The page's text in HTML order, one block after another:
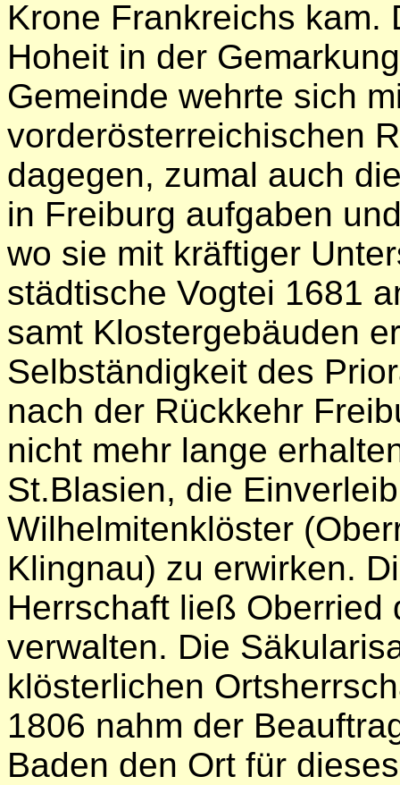
Krone Frankreichs kam.
Hoheit in der
Gemeinde wehrte sich
vorderösterreichischen
dagegen, zumal auch
in Freiburg aufgaben
wo sie mit kräftiger
städtische Vogtei 1681
samt Klostergebäuden
Selbständigkeit des
nach der Rückkehr
nicht mehr lange
St.Blasien, die
Wilhelmitenklöster
Klingnau) zu erwirken.
Herrschaft ließ Oberried
verwalten. Die
klösterlichen
1806 nahm der
Baden den Ort für